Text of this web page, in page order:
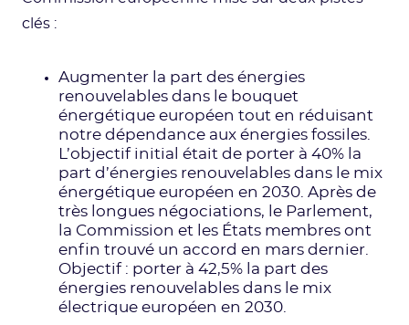
clés :
Augmenter la part des énergies
renouvelables dans le bouquet
énergétique européen tout en réduisant
notre dépendance aux énergies fossiles.
L’objectif initial était de porter à 40% la
part d’énergies renouvelables dans le mix
énergétique européen en 2030. Après de
très longues négociations, le Parlement,
la Commission et les États membres ont
enfin trouvé un accord en mars dernier.
Objectif : porter à 42,5% la part des
énergies renouvelables dans le mix
électrique européen en 2030.